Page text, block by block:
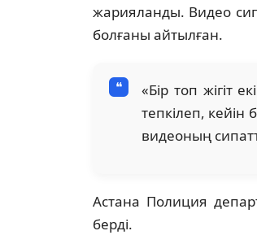
жарияланды. Видео
болғаны айтылған.
«Бір топ жігіт
тепкілеп,
видеоның
Астана Полиция
берді.